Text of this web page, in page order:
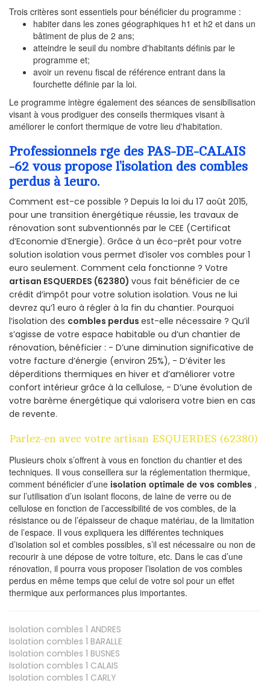
Trois critères sont essentiels pour bénéficier du programme :
habiter dans les zones géographiques h1 et h2 et dans un
bâtiment de plus de 2 ans;
atteindre le seuil du nombre d'habitants définis par le
programme et;
avoir un revenu fiscal de référence entrant dans la
fourchette définie par la loi.
Le programme intègre également des séances de sensibilisation
visant à vous prodiguer des conseils thermiques visant à
améliorer le confort thermique de votre lieu d'habitation.
Professionnels rge des PAS-DE-CALAIS
-62 vous propose l’isolation des combles
perdus à 1euro.
Comment est-ce possible ? Depuis la loi du 17 août 2015,
pour une transition énergétique réussie, les travaux de
rénovation sont subventionnés par le CEE (Certificat
d’Economie d’Energie). Grâce à un éco-prêt pour votre
solution isolation vous permet d’isoler vos combles pour 1
euro seulement. Comment cela fonctionne ? Votre
artisan ESQUERDES (62380) vous fait bénéficier de ce
crédit d’impôt pour votre solution isolation. Vous ne lui
devrez qu’1 euro à régler à la fin du chantier. Pourquoi
l’isolation des combles perdus est-elle nécessaire ? Qu’il
s’agisse de votre espace habitable ou d’un chantier de
rénovation, bénéficier : - D’une diminution significative de
votre facture d’énergie (environ 25%), - D’éviter les
déperditions thermiques en hiver et d’améliorer votre
confort intérieur grâce à la cellulose, - D’une évolution de
votre barème énergétique qui valorisera votre bien en cas
de revente.
Parlez-en avec votre artisan ESQUERDES (62380)
Plusieurs choix s’offrent à vous en fonction du chantier et des
techniques. Il vous conseillera sur la réglementation thermique,
comment bénéficier d’une isolation optimale de vos combles ,
sur l’utilisation d’un isolant flocons, de laine de verre ou de
cellulose en fonction de l’accessibilité de vos combles, de la
résistance ou de l’épaisseur de chaque matériau, de la limitation
de l’espace. Il vous expliquera les différentes techniques
d’isolation sol et combles possibles, s’il est nécessaire ou non de
recourir à une dépose de votre toiture, etc. Dans le cas d’une
rénovation, il pourra vous proposer l’isolation de vos combles
perdus en même temps que celui de votre sol pour un effet
thermique aux performances plus importantes.
Isolation combles 1 ANDRES
Isolation combles 1 BARALLE
Isolation combles 1 BUSNES
Isolation combles 1 CALAIS
Isolation combles 1 CARLY